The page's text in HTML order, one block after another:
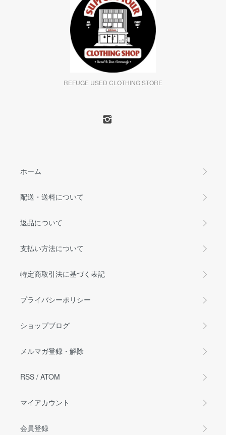
REFUGE USED CLOTHING STORE
ホーム
配送・送料について
返品について
支払い方法について
特定商取引法に基づく表記
プライバシーポリシー
ショップブログ
メルマガ登録・解除
RSS / ATOM
マイアカウント
会員登録